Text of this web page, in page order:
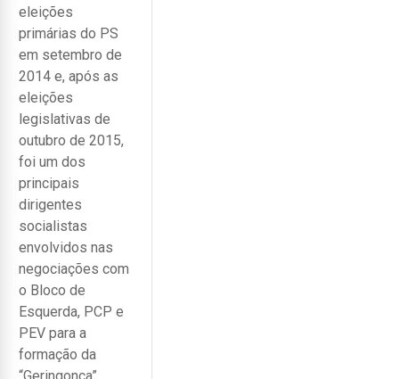
eleições
primárias do PS
em setembro de
2014 e, após as
eleições
legislativas de
outubro de 2015,
foi um dos
principais
dirigentes
socialistas
envolvidos nas
negociações com
o Bloco de
Esquerda, PCP e
PEV para a
formação da